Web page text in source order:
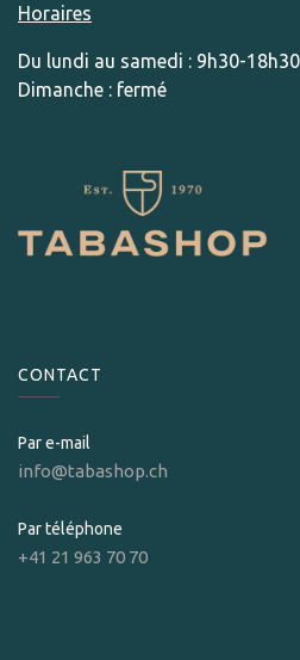
Horaires
Du lundi au samedi : 9h30-18h30
Dimanche : fermé
CONTACT
Par e-mail
info@tabashop.ch
Par téléphone
+41 21 963 70 70